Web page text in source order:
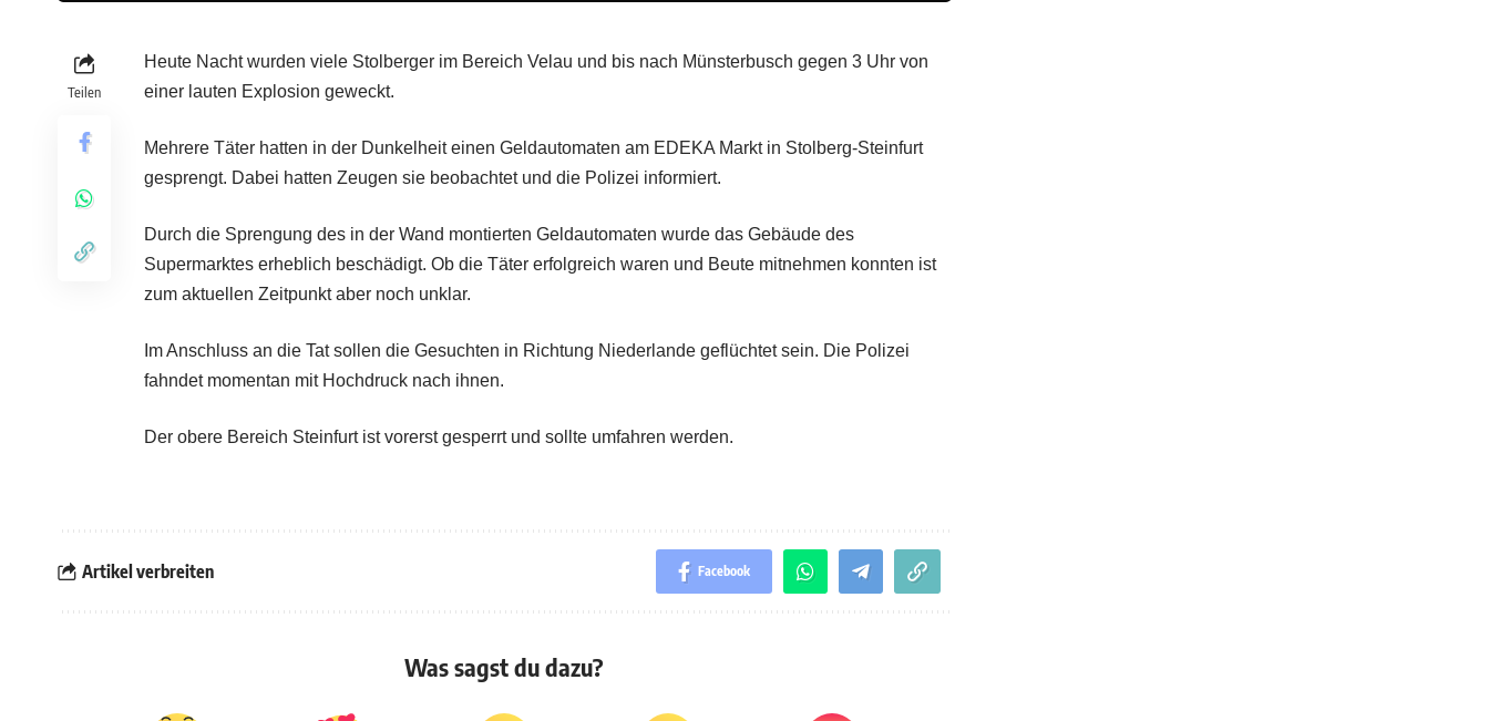
Teilen
Heute Nacht wurden viele Stolberger im Bereich Velau und bis nach Münsterbusch gegen 3 Uhr von
einer lauten Explosion geweckt.
Mehrere Täter hatten in der Dunkelheit einen Geldautomaten am EDEKA Markt in Stolberg-Steinfurt
gesprengt. Dabei hatten Zeugen sie beobachtet und die Polizei informiert.
Durch die Sprengung des in der Wand montierten Geldautomaten wurde das Gebäude des
Supermarktes erheblich beschädigt. Ob die Täter erfolgreich waren und Beute mitnehmen konnten ist
zum aktuellen Zeitpunkt aber noch unklar.
Im Anschluss an die Tat sollen die Gesuchten in Richtung Niederlande geflüchtet sein. Die Polizei
fahndet momentan mit Hochdruck nach ihnen.
Der obere Bereich Steinfurt ist vorerst gesperrt und sollte umfahren werden.
Artikel verbreiten Facebook
Was sagst du dazu?